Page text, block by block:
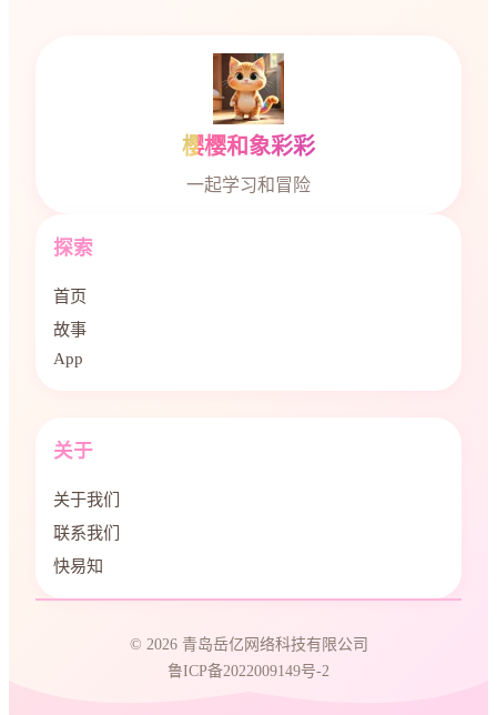
樱樱和象彩彩
一起学习和冒险
探索
首页
故事
App
关于
关于我们
联系我们
快易知
© 2026 青岛岳亿网络科技有限公司
鲁ICP备2022009149号-2